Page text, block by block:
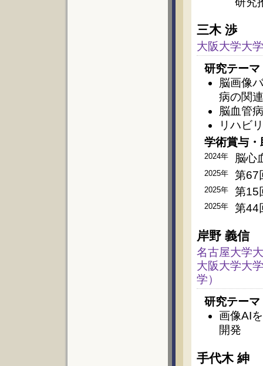
三木 渉
大阪大学大
研究テーマ
脳画像
病の関
脳血管
リハビ
学術賞与・
2024年 脳心
2025年 第67
2025年 第15
2025年 第44
岸野 義信
名古屋大学
大阪大学大
学）
研究テーマ
画像AI
開発
手代木 紳